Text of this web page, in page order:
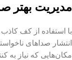
مدیریت بهتر
با استفاده از کف
انتشار صداهای
مکان‌هایی که نیاز به